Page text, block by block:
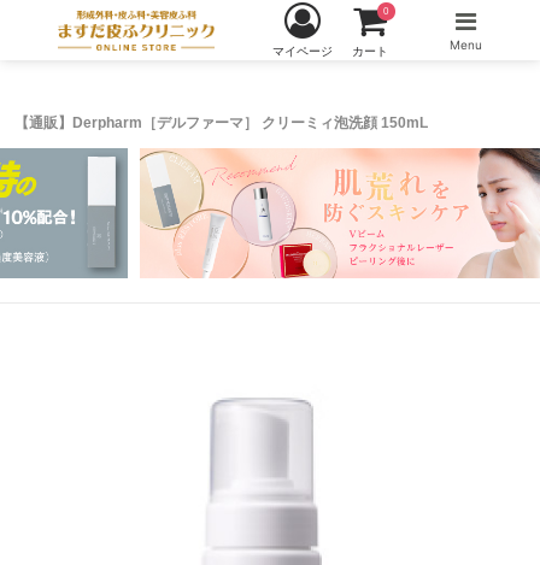
【通販】Derpharm［デルファーマ］ クリーミィ泡洗顔 150mL
マイページ カート
0
Menu